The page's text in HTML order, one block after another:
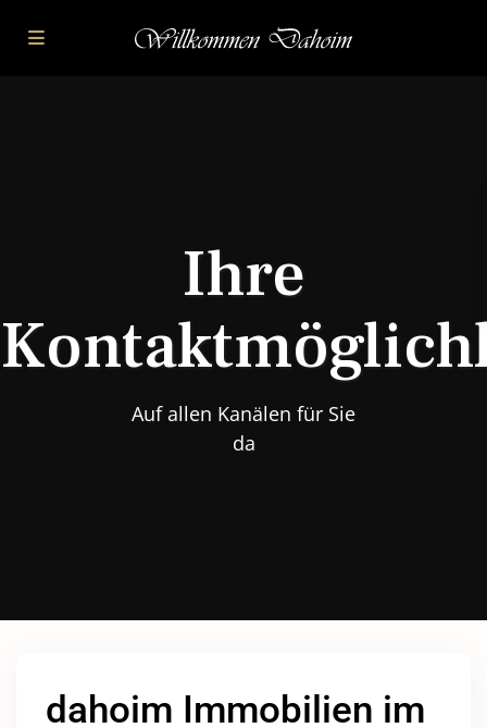
Ihre
Auf allen Kanälen für Sie
da
dahoim Immobilien im